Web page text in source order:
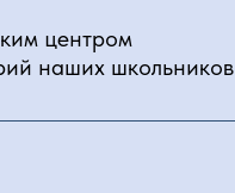
центром
наших школьников